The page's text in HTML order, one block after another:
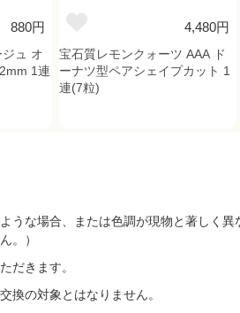
880円
ュ オ
1連
4,480円
宝石質レモンクォーツ AAA ド
ーナツ型ペアシェイプカット 1
連(7粒)
うな場合、または色調が現物と著しく
。）
だきます。
換の対象とはなりません。